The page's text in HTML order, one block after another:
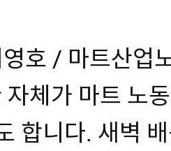
영호 / 마트산업
체가 마트 노
합니다. 새벽